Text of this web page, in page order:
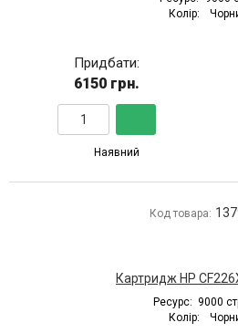
Колір:
Придбати:
6150 грн.
Наявний
Код товара:
Картридж HP
Ресурс: 9000
Колір: